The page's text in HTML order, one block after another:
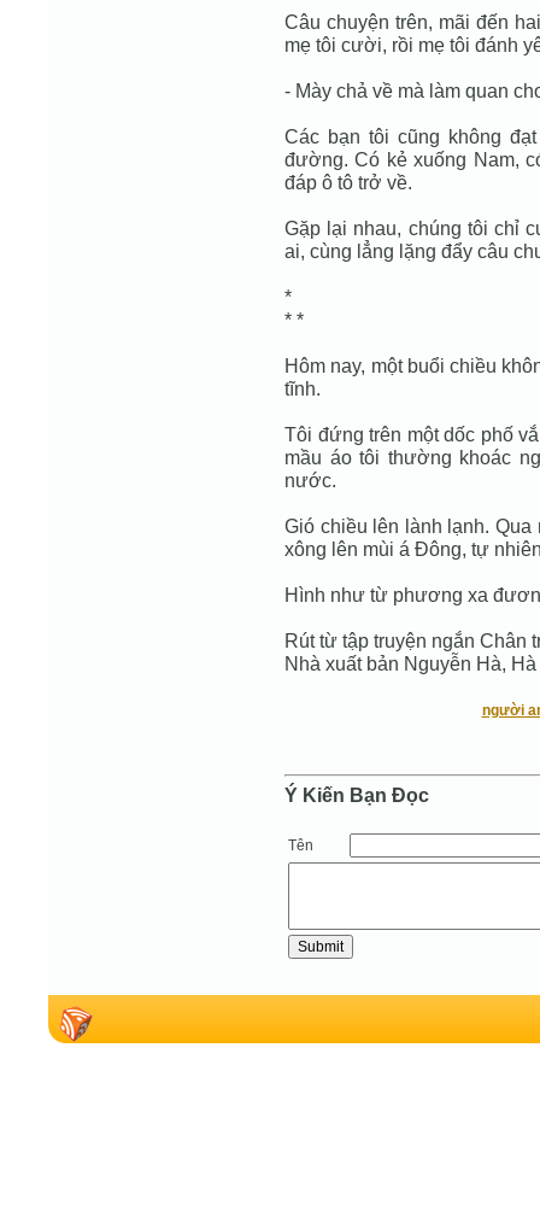
Câu chuyện trên, mãi đến
mẹ tôi cười, rồi mẹ tôi đánh
- Mày chả về mà làm quan
Các bạn tôi cũng không
đường. Có kẻ xuống Nam,
đáp ô tô trở về.
Gặp lại nhau, chúng tôi chỉ
ai, cùng lẳng lặng đẩy câu
*
* *
Hôm nay, một buổi chiều
tĩnh.
Tôi đứng trên một dốc phố
mầu áo tôi thường khoác
nước.
Gió chiều lên lành lạnh. Qua
xông lên mùi á Đông, tự
Hình như từ phương xa
Rút từ tập truyện ngắn Chân
Nhà xuất bản Nguyễn Hà,
người
Ý Kiến Bạn Ðọc
Tên